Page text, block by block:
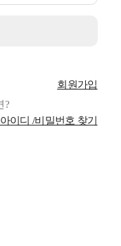
회원가입
?
아이디 /비밀번호 찾기